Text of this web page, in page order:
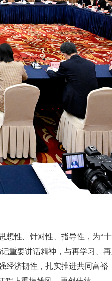
性、针对性、指导性，为“
重要讲话精神，与再学习、
经济韧性，扎实推进共同富裕